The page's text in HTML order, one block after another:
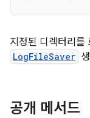
지정된 디렉터리를
LogFileSaver
공개 메서드